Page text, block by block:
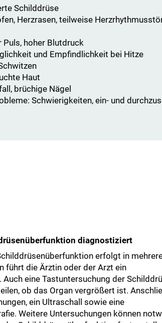
Schilddrüse
Herzrasen, teilweise
Puls, hoher Blutdruck
und Empfindlichkeit bei Hitze
Haut
brüchige Nägel
Schwierigkeiten, ein- und
diagnostiziert
erfolgt in
führt die Ärztin oder der Arzt ein
Auch eine Tastuntersuchung der
ob das Organ vergrößert ist.
ein Ultraschall sowie eine
Weitere Untersuchungen können